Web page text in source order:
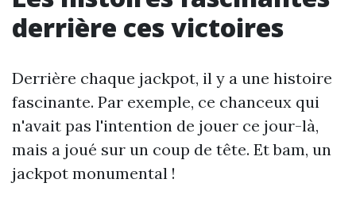
derrière ces victoires
Derrière chaque jackpot, il y a une histoire
fascinante. Par exemple, ce chanceux qui
n'avait pas l'intention de jouer ce jour-là,
mais a joué sur un coup de tête. Et bam, un
jackpot monumental !